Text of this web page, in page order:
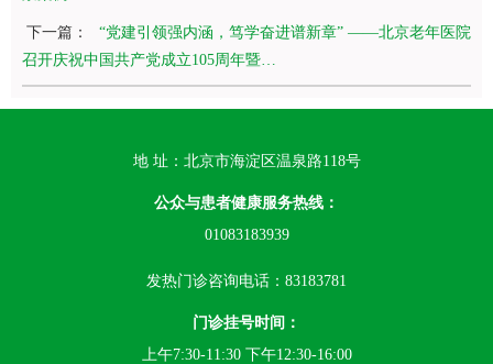
下一篇：
“党建引领强内涵，笃学奋进谱新章” ——北京老年医院
召开庆祝中国共产党成立105周年暨…
地 址：北京市海淀区温泉路118号
公众与患者健康服务热线：
01083183939
发热门诊咨询电话：83183781
门诊挂号时间：
上午7:30-11:30 下午12:30-16:00